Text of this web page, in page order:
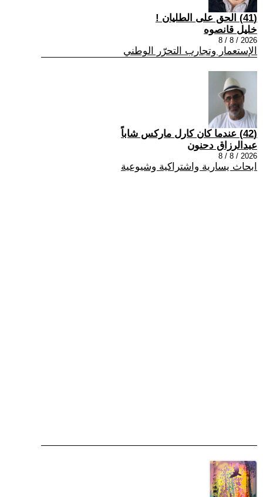
(41) الحق على الطليان !
خليل قانصوه
2026 / 8 / 8
الإستعمار وتجارب التحرّر الوطني
(42) عندما كان كارل ماركس شاباً
عبدالرزاق دحنون
2026 / 8 / 8
ابحاث يسارية واشتراكية وشيوعية